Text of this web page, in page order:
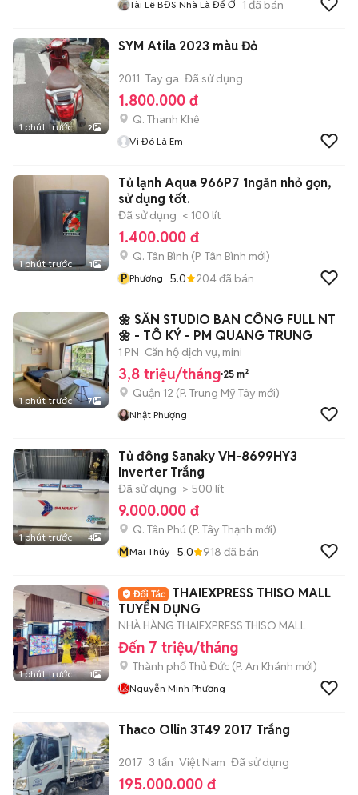
Tài Lê BĐS Nhà Là Để Ở 1 đã bán
1 phút trước 2
SYM Atila 2023 màu Đỏ
2011 Tay ga Đã sử dụng
1.800.000 đ
Q. Thanh Khê
Vì Đó Là Em
1 phút trước 1
Tủ lạnh Aqua 966P7 1ngăn nhỏ gọn,
sử dụng tốt.
Đã sử dụng < 100 lít
1.400.000 đ
Q. Tân Bình (P. Tân Bình mới)
P Phương 5.0 204đã bán
1 phút trước 7
🌼 SẴN STUDIO BAN CÔNG FULL NT
🌼 - TÔ KÝ - PM QUANG TRUNG
1 PN Căn hộ dịch vụ, mini
3,8 triệu/tháng 25 m²
Quận 12 (P. Trung Mỹ Tây mới)
Nhật Phượng
1 phút trước 4
Tủ đông Sanaky VH-8699HY3
Inverter Trắng
Đã sử dụng > 500 lít
9.000.000 đ
Q. Tân Phú (P. Tây Thạnh mới)
MMai Thúy 5.0 918 đã bán
1 phút trước 1
THAIEXPRESS THISO MALL
TUYỂN DỤNG
NHÀ HÀNG THAIEXPRESS THISO MALL
Đến 7 triệu/tháng
Thành phố Thủ Đức (P. An Khánh mới)
Nguyễn Minh Phương
Thaco Ollin 3T49 2017 Trắng
2017 3 tấn Việt Nam Đã sử dụng
195.000.000 đ